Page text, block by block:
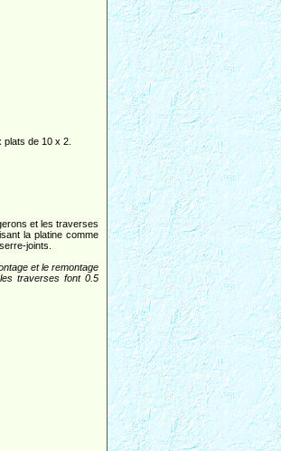
de 10 x 2.
et les traverses
la platine comme
joints.
et le remontage
traverses font 0.5